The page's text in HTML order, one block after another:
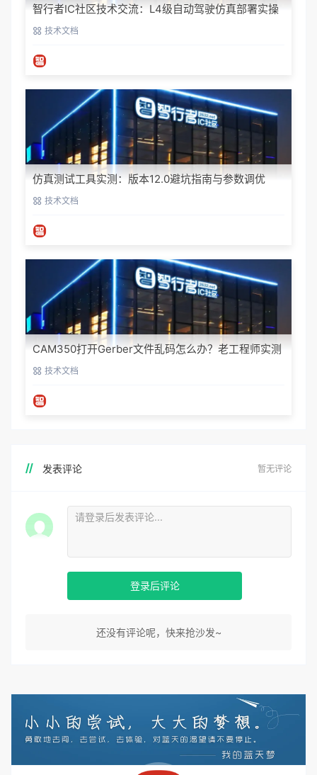
智行者IC社区技术交流：L4级自动驾驶仿真部署实操
指南技术文档
仿真测试工具实测：版本12.0避坑指南与参数调优
技术文档
CAM350打开Gerber文件乱码怎么办？老工程师实测
避坑指南
技术文档
发表评论 暂无评论
登录后评论
还没有评论呢，快来抢沙发~